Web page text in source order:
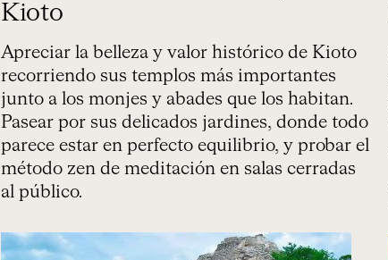
Kioto
Apreciar la belleza y valor histórico de Kioto
recorriendo sus templos más importantes
junto a los monjes y abades que los habitan.
Pasear por sus delicados jardines, donde todo
parece estar en perfecto equilibrio, y probar el
método zen de meditación en salas cerradas
al público.